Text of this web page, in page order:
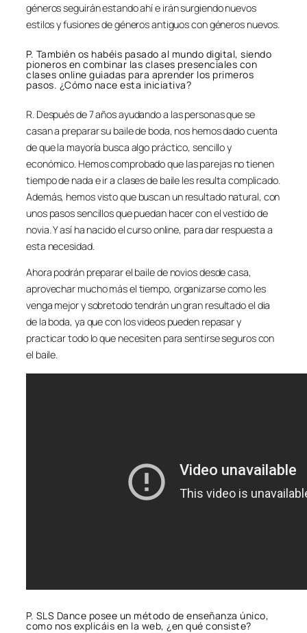
géneros seguirán estando ahí e irán surgiendo nuevos
estilos y fusiones de géneros antiguos con géneros nuevos.
P. También os habéis pasado al mundo digital, siendo
pioneros en combinar las clases presenciales con
clases online guiadas para aprender los primeros
pasos. ¿Cómo nace esta iniciativa?
R. Después de 7 años ayudando a las personas que se
casan a preparar su baile de boda, nos hemos dado cuenta
de que la mayoría busca algo práctico, sencillo y
económico. Hemos comprobado que las parejas no tienen
tiempo de nada e ir a clases de baile les resulta complicado.
Además, hemos visto que buscan un resultado natural, con
unos pasos sencillos que puedan hacer con el vestido de
novia. Y así ha nacido el curso online, para dar respuesta a
esta necesidad.
Ahora podrán preparar el baile de novios desde casa,
aprovechar mucho más el tiempo, organizarse como les
venga mejor y sobretodo tendrán un gran resultado el dia
de la boda, ya que con los videos pueden repasar y
practicar todo lo que necesiten para sentirse seguros con
el baile.
P. SLS Dance posee un método de enseñanza único,
como nos explicáis en la web, ¿en qué consiste?